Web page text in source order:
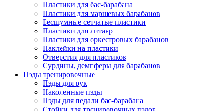
Пластики для бас-барабана
Пластики для маршевых барабанов
Бесшумные сетчатые пластики
Пластики для литавр
Пластики для оркестровых барабанов
Наклейки на пластики
Отверстия для пластиков
Сурдины, демпферы для барабанов
Пэды тренировочные
Пэды для рук
Наколенные пэды
Пэды для педали бас-барабана
Стойки для тренировочных пэдов